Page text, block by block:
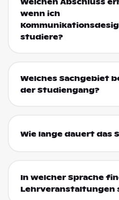
Welchen Abschluss
wenn ich
studiere?
Welches Sachgebiet
der Studiengang?
Wie lange dauert das
In welcher Sprache
Lehrveranstaltungen